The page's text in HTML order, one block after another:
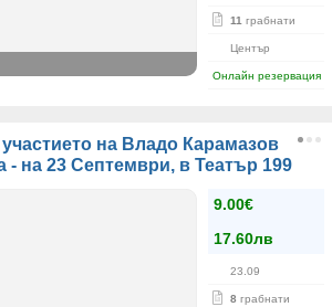
11 грабнати
Център
Онлайн резервация
на Владо Карамазов
- на 23 Септември, в Театър 199
9.00€
17.60лв
23.09
8 грабнати